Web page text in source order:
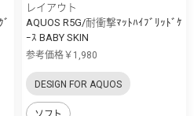
ﾞ
レイアウト
AQUOS R5G/耐衝撃ﾏｯﾄﾊｲﾌﾞﾘｯﾄﾞｹ
ｰｽ BABY SKIN
参考価格￥1,980
DESIGN FOR AQUOS